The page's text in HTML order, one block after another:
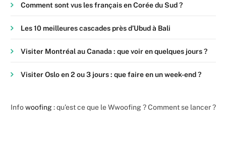
Comment sont vus les français en Corée du Sud ?
Les 10 meilleures cascades près d’Ubud à Bali
Visiter Montréal au Canada : que voir en quelques jours ?
Visiter Oslo en 2 ou 3 jours : que faire en un week-end ?
Infowoofing: qu’est ce que le Wwoofing ? Comment se lancer ?